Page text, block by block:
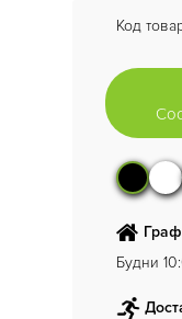
Код
Будни